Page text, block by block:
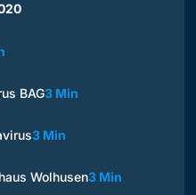
BAG3 Min
3 Min
Wolhusen3 Min